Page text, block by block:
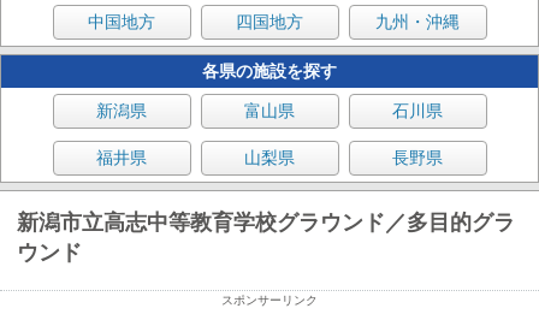
中国地方 四国地方 九州・沖縄
各県の施設を探す
新潟県 富山県 石川県
福井県 山梨県 長野県
新潟市立高志中等教育学校グラウンド／多目的グラ
ウンド
スポンサーリンク